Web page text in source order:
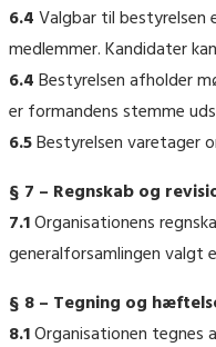
6.4Valgbar til bestyrelsen
medlemmer. Kandidater
6.4Bestyrelsen afholder
er formandens stemme
6.5Bestyrelsen varetager
§ 7 – Regnskab og
7.1Organisationens
generalforsamlingen valgt
§ 8 – Tegning og
8.1Organisationen tegnes